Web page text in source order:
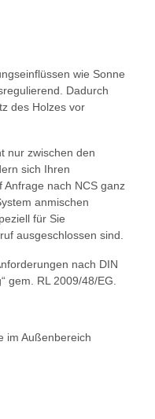
wie Sonne
Dadurch
des Holzes vor
nur zwischen den
sich Ihren
Anfrage nach NCS ganz
anmischen
für Sie
ausgeschlossen sind.
nach DIN
gem. RL 2009/48/EG.
im Außenbereich